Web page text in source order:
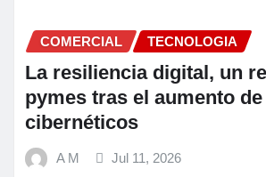
COMERCIAL
Fundación Ficohsa
alimentación escolar
hábitos saludables
Mundial de Alimentos